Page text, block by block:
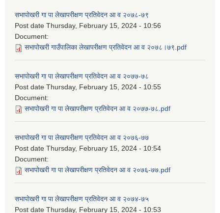
सभापोखरी गा पा लेखापरीक्षण प्रतिवेदन आ व २०७८-७९
Post date Thursday, February 15, 2024 - 10:56
Document:
सभापोखरी गाउँपालिका लेखापरीक्षण प्रतिवेदन आ व २०७८।७९.pdf
सभापोखरी गा पा लेखापरीक्षण प्रतिवेदन आ व २०७७-७८
Post date Thursday, February 15, 2024 - 10:55
Document:
सभापोखरी गा पा लेखापरीक्षण प्रतिवेदन आ व २०७७-७८.pdf
सभापोखरी गा पा लेखापरीक्षण प्रतिवेदन आ व २०७६-७७
Post date Thursday, February 15, 2024 - 10:54
Document:
सभापोखरी गा पा लेखापरीक्षण प्रतिवेदन आ व २०७६-७७.pdf
सभापोखरी गा पा लेखापरीक्षण प्रतिवेदन आ व २०७४-७५
Post date Thursday, February 15, 2024 - 10:53